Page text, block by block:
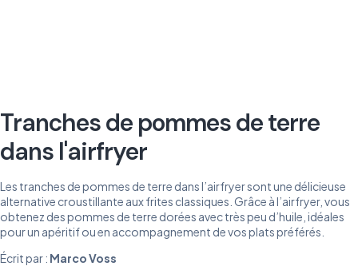
Tranches de pommes de terre
dans l'airfryer
Les tranches de pommes de terre dans l’airfryer sont une délicieuse
alternative croustillante aux frites classiques. Grâce à l’airfryer, vous
obtenez des pommes de terre dorées avec très peu d’huile, idéales
pour un apéritif ou en accompagnement de vos plats préférés.
Écrit par : Marco Voss